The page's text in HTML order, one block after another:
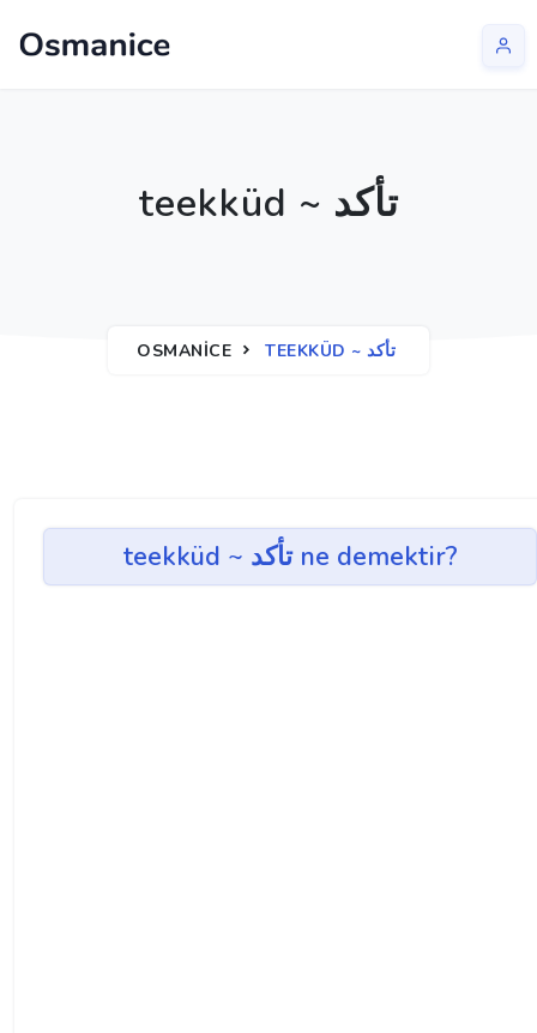
teekküd ~ تأكد
OSMANICE TEEKKÜD ~ تأكد
teekküd ~ تأكد ne demektir?